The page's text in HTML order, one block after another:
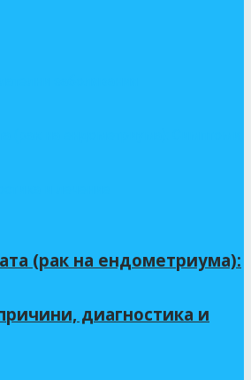
(рак на ендометриума):
диагностика и